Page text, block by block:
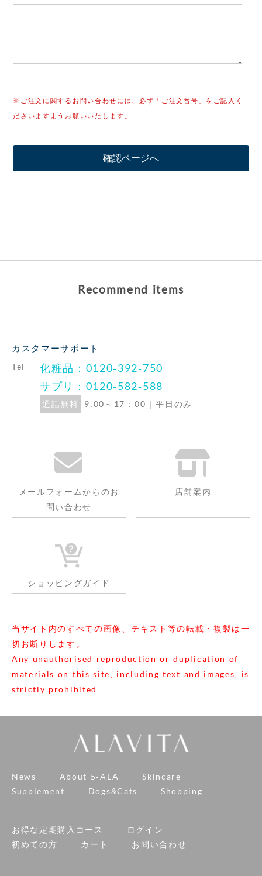
※ご注文に関するお問い合わせには、必ず「ご注文番号」をご記入く
ださいますようお願いいたします。
Recommend items
カスタマーサポート
Tel
化粧品：0120-392-750
サプリ：0120-582-588
通話無料 9:00～17：00 | 平日のみ
メールフォームからのお
問い合わせ
店舗案内
ショッピングガイド
当サイト内のすべての画像、テキスト等の転載・複製は一
切お断りします。
Any unauthorised reproduction or duplication of
materials on this site, including text and images, is
strictly prohibited.
News About 5-ALA
Skincare
Supplement
Dogs&Cats Shopping
お得な定期購入コース
ログイン
初めての方
カート お問い合わせ